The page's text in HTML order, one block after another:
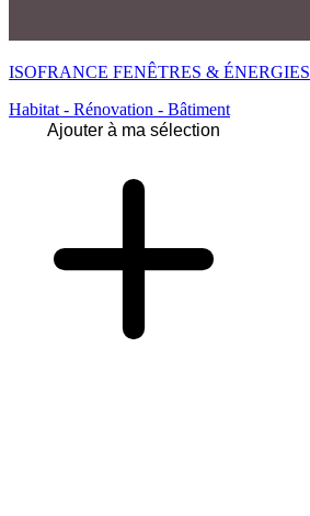
ISOFRANCE FENÊTRES & ÉNERGIES
Habitat - Rénovation - Bâtiment
Ajouter à ma sélection